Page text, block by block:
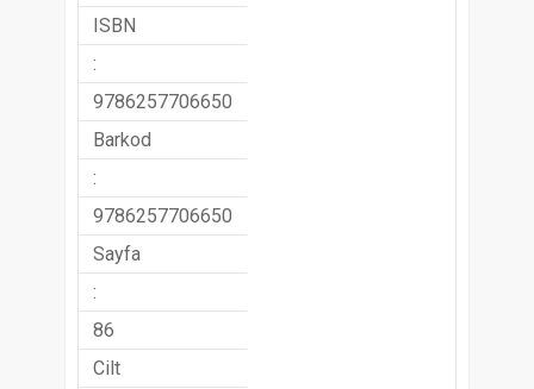
ISBN
:
9786257706650
Barkod
:
9786257706650
Sayfa
:
86
Cilt